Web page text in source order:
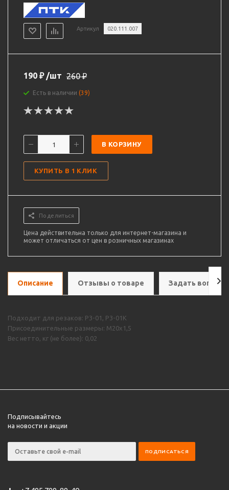
Артикул 020.111.007
190 ₽ /шт 260₽
Есть в наличии (39)
В КОРЗИНУ
КУПИТЬ В 1 КЛИК
Поделиться
Цена действительна только для интернет-магазина и
может отличаться от цен в розничных магазинах
Описание Отзывы о товаре Задать вопрос
Подходит для резаков: Р3-01, Р3-01К
Присоединительные размеры: М20х1,5
Вес нетто, кг (не более): 0,02
Подписывайтесь
на новости и акции